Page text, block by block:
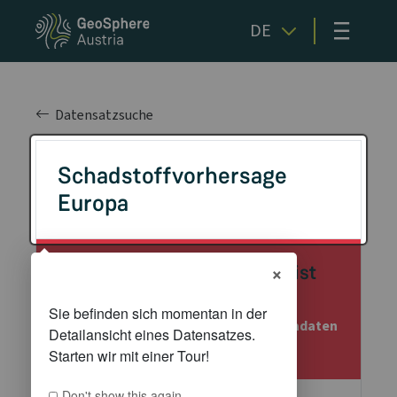
DE ≡
Datensatzsuche
Schadstoffvorhersage
Europa
Achtung: Dieser Datensatz ist
Nähere Details dazu können den Metadaten
entnommen werden.
×